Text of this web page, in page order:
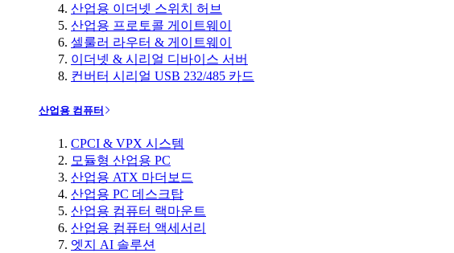
산업용 이더넷 스위치 허브
산업용 프로토콜 게이트웨이
셀룰러 라우터 & 게이트웨이
이더넷 & 시리얼 디바이스 서버
컨버터 시리얼 USB 232/485 카드
산업용 컴퓨터
CPCI & VPX 시스템
모듈형 산업용 PC
산업용 ATX 마더보드
산업용 PC 데스크탑
산업용 컴퓨터 랙마운트
산업용 컴퓨터 액세서리
엣지 AI 솔루션